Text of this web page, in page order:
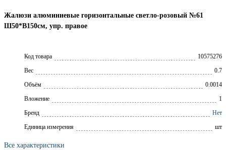
Жалюзи алюминиевые горизонтальные светло-розовый №61
Ш50*В150см, упр. правое
Код товара
10575276
Вес
0.7
Объём
0.0014
Вложение
1
Брeнд
Нет
Единица измерения
шт
Все характеристики